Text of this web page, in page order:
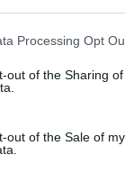
Processing Opt
out of the Sharing
out of the Sale of my
turės